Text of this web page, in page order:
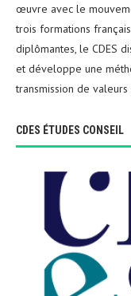
œuvre avec le
trois formations
diplômantes, le CDES
et développe une
transmission de
CDES ÉTUDES CONSEIL